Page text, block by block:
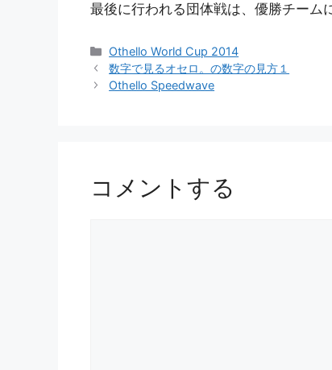
最後に行われる団体戦は、優勝チーム
カ
テ
ゴ
Othello World Cup 2014
数字で見るオセロ。の数字の見方１
Othello Speedwave
コメントする